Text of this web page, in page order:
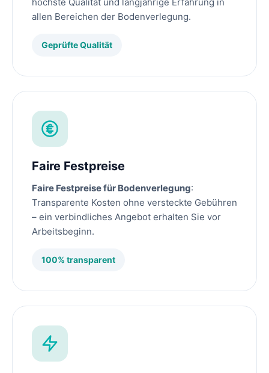
allen Bereichen der Bodenverlegung.
Geprüfte Qualität
Faire Festpreise
Faire Festpreise für Bodenverlegung:
Transparente Kosten ohne versteckte Gebühren
– ein verbindliches Angebot erhalten Sie vor
Arbeitsbeginn.
100% transparent